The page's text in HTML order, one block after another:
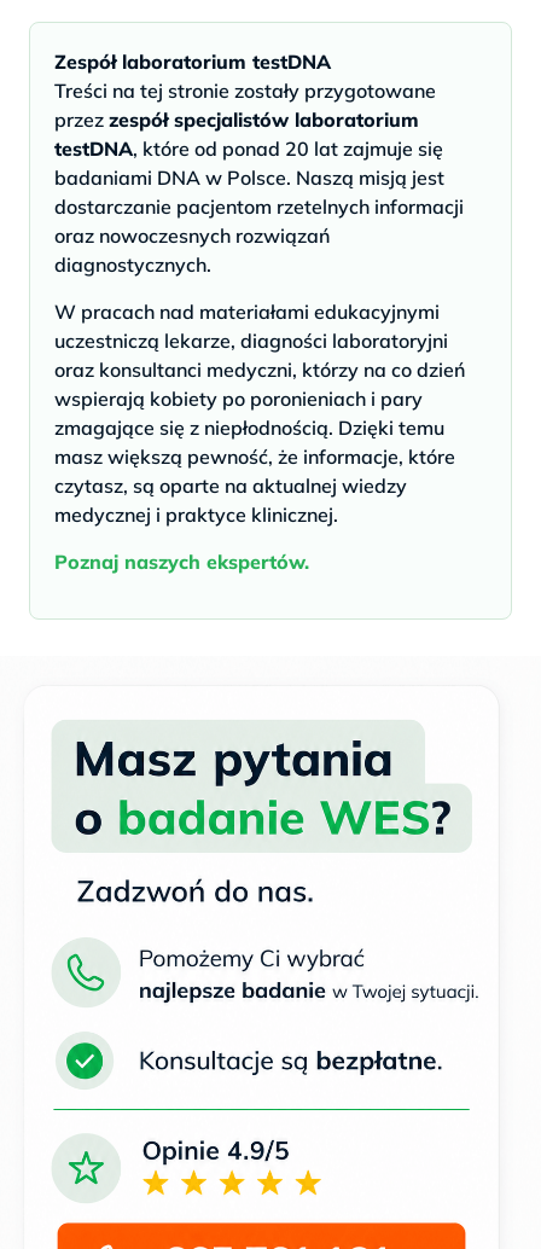
Zespół laboratorium testDNA
Treści na tej stronie zostały przygotowane
przez zespół specjalistów laboratorium
testDNA, które od ponad 20 lat zajmuje się
badaniami DNA w Polsce. Naszą misją jest
dostarczanie pacjentom rzetelnych informacji
oraz nowoczesnych rozwiązań
diagnostycznych.
W pracach nad materiałami edukacyjnymi
uczestniczą lekarze, diagności laboratoryjni
oraz konsultanci medyczni, którzy na co dzień
wspierają kobiety po poronieniach i pary
zmagające się z niepłodnością. Dzięki temu
masz większą pewność, że informacje, które
czytasz, są oparte na aktualnej wiedzy
medycznej i praktyce klinicznej.
Poznaj naszych ekspertów.